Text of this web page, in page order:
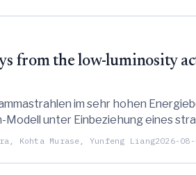
from the low-luminosity
im sehr hohen
Modell unter Einbeziehung eines
wenn auch geringen Fluss von
Kohta Murase, Yunfeng Liang2026-08-